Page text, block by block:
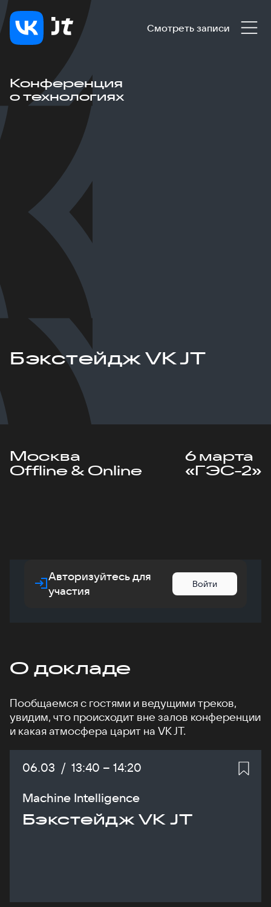
Смотреть записи
Конференция
о технологиях
Бэкстейдж VK JT
Москва
Offline & Online
6 марта
«ГЭС-2»
Авторизуйтесь для
участия
Войти
О докладе
Пообщаемся с гостями и ведущими треков,
увидим, что происходит вне залов конференции
и какая атмосфера царит на VK JT.
Дата:
06.03 / Начало:
13:40 – Конец:
14:20
Machine Intelligence
Бэкстейдж VK JT